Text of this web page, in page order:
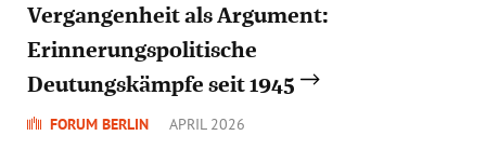
Vergangenheit als Argument:
Erinnerungspolitische
Deutungskämpfe seit 1945
FORUM BERLIN APRIL 2026